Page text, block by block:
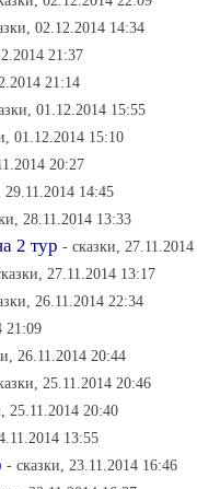
02.12.2014 14:34
21:37
21:14
01.12.2014 15:55
01.12.2014 15:10
20:27
29.11.2014 14:45
28.11.2014 13:33
2 тур - сказки,
27.11.2014 13:17
26.11.2014 22:34
21:09
26.11.2014 20:44
25.11.2014 20:46
25.11.2014 20:40
13:55
- сказки, 23.11.2014 16:46